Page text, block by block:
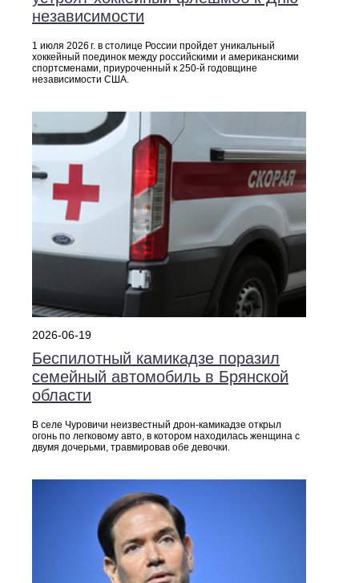
независимости
1 июля 2026 г. в столице России пройдет уникальный
хоккейный поединок между российскими и американскими
спортсменами, приуроченный к 250‑й годовщине
независимости США.
2026-06-19
Беспилотный камикадзе поразил
семейный автомобиль в Брянской
области
В селе Чуровичи неизвестный дрон-камикадзе открыл
огонь по легковому авто, в котором находилась женщина с
двумя дочерьми, травмировав обе девочки.